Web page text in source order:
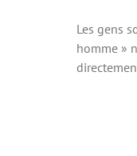
Les gens
homme »